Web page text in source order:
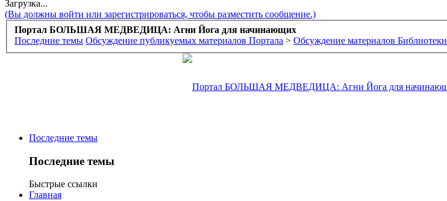
Загрузка...
(Вы должны войти или зарегистрироваться, чтобы разместить сообщение.)
Портал БОЛЬШАЯ МЕДВЕДИЦА: Агни Йога для начинающих
Последние темы Обсуждение публикуемых материалов Портала > Обсуждение материалов Библиотеки
Последние темы
Последние темы
Быстрые ссылки
Главная